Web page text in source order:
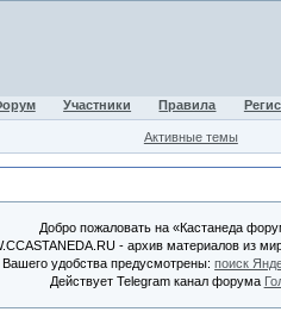
Участники Правила
Активные темы
Добро пожаловать на «Кастанеда
- архив материалов из
Вашего удобства предусмотрены:поиск
Действует Telegram канал форума